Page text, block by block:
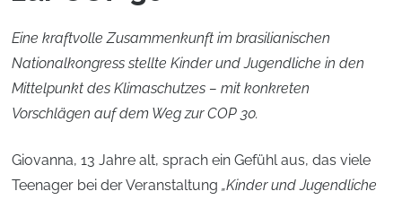
Eine kraftvolle Zusammenkunft im brasilianischen
Nationalkongress stellte Kinder und Jugendliche in den
Mittelpunkt des Klimaschutzes – mit konkreten
Vorschlägen auf dem Weg zur COP 30.
Giovanna, 13 Jahre alt, sprach ein Gefühl aus, das viele
Teenager bei der Veranstaltung„Kinder und Jugendliche